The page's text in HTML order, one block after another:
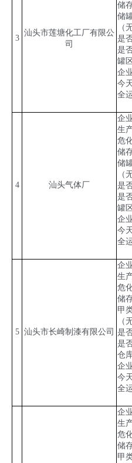
3
汕头市莲塘化工厂有限公
司
储
储
（
是
是
罐
企
今
全
4 汕头气体厂
企
生
危
储
储
（
是
是
罐
企
今
全
5 汕头市长崎制漆有限公司
企
生
危
储
甲
（
是
是
仓
企
今
全
企
生
危
储
甲